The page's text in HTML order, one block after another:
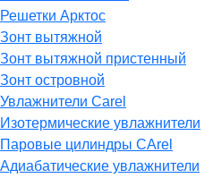
Решетки Арктос
Зонт вытяжной
Зонт вытяжной пристенный
Зонт островной
Увлажнители Carel
Изотермические увлажнители
Паровые цилиндры CArel
Адиабатические увлажнители